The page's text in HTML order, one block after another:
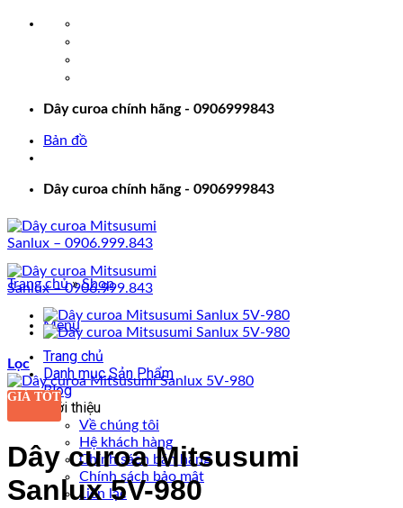
Dây curoa chính hãng - 0906999843
Bản đồ
Dây curoa chính hãng - 0906999843
Menu
Trang chủ
Danh mục Sản Phẩm
Blog
Giới thiệu
Về chúng tôi
Hệ khách hàng
Chính sách bán hàng
Chính sách bảo mật
Liên lạc
Trang chủ » Shop
Lọc
GIÁ TỐT
Dây curoa Mitsusumi
Sanlux 5V-980